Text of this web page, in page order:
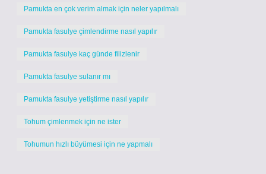
Pamukta en çok verim almak için neler yapılmalı
Pamukta fasulye çimlendirme nasıl yapılır
Pamukta fasulye kaç günde filizlenir
Pamukta fasulye sulanır mı
Pamukta fasulye yetiştirme nasıl yapılır
Tohum çimlenmek için ne ister
Tohumun hızlı büyümesi için ne yapmalı